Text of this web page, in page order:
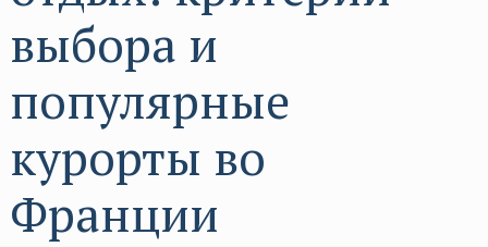
выбора и
популярные
курорты во
Франции